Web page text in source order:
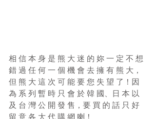
相 信 本 身 是 熊 大 迷 的 妳 一 定 不 想
錯 過 任 何 一 個 機 會 去 擁 有 熊 大，
但 熊 大 這 次 可 能 要 您 失 望 了！因
為 系 列 暫 時 只 會 於 韓 國、日 本 以
及 台 灣 公 開 發 售，要 買 的 話 只 好
留 意 各 大 代 購 網 喇！